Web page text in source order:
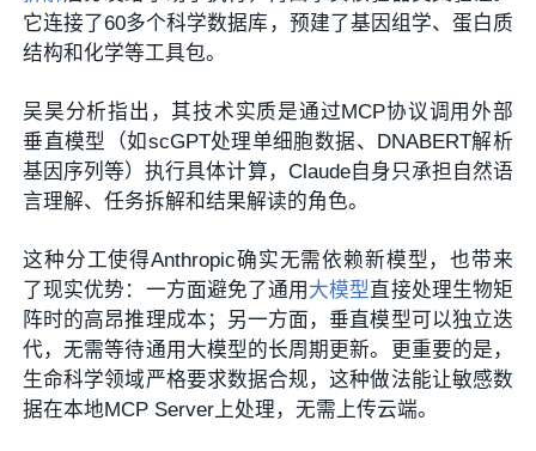
它连接了60多个科学数据库，预建了基因组学、蛋白质
结构和化学等工具包。
吴昊分析指出，其技术实质是通过MCP协议调用外部
垂直模型（如scGPT处理单细胞数据、DNABERT解析
基因序列等）执行具体计算，Claude自身只承担自然语
言理解、任务拆解和结果解读的角色。
这种分工使得Anthropic确实无需依赖新模型，也带来
了现实优势：一方面避免了通用 大模型直接处理生物矩
阵时的高昂推理成本；另一方面，垂直模型可以独立迭
代，无需等待通用大模型的长周期更新。更重要的是，
生命科学领域严格要求数据合规，这种做法能让敏感数
据在本地MCP Server上处理，无需上传云端。